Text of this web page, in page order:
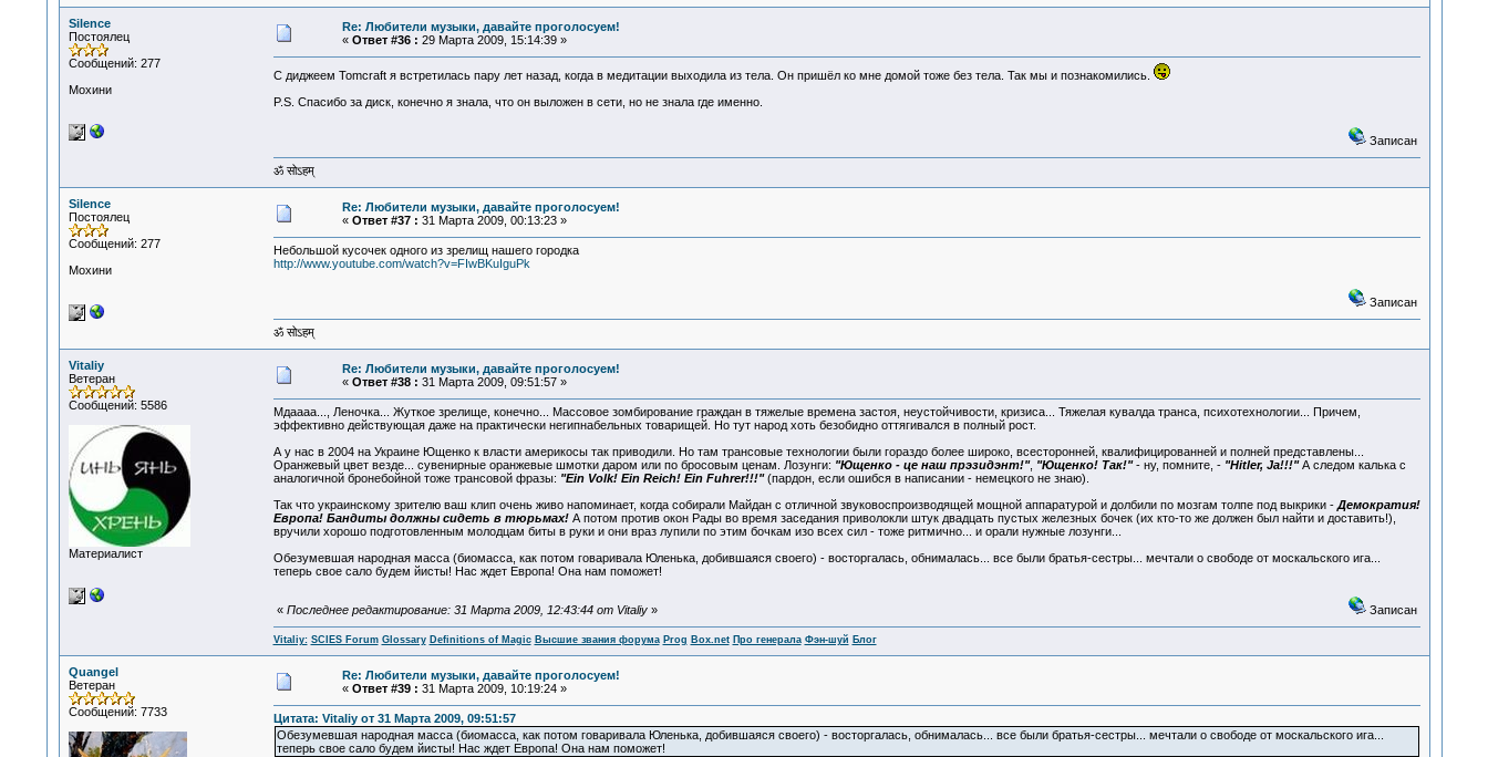
Silence
Постоялец
Сообщений: 277
Мохини
Re: Любители музыки, давайте проголосуем!
« Ответ #36 : 29 Марта 2009, 15:14:39 »
С диджеем Tomcraft я встретилась пару лет назад, когда в медитации выходила из тела. Он пришёл ко мне домой тоже без тела. Так мы и познакомились.
P.S. Спасибо за диск, конечно я знала, что он выложен в сети, но не знала где именно.
Записан
ॐ सोऽहम्
Silence
Постоялец
Сообщений: 277
Мохини
Re: Любители музыки, давайте проголосуем!
« Ответ #37 : 31 Марта 2009, 00:13:23 »
Небольшой кусочек одного из зрелищ нашего городка
http://www.youtube.com/watch?v=FIwBKuIguPk
Записан
ॐ सोऽहम्
Vitaliy
Ветеран
Сообщений: 5586
Материалист
Re: Любители музыки, давайте проголосуем!
« Ответ #38 : 31 Марта 2009, 09:51:57 »
Мдаааа..., Леночка... Жуткое зрелище, конечно... Массовое зомбирование граждан в тяжелые времена застоя, неустойчивости, кризиса... Тяжелая кувалда транса, психотехнологии... Причем,
эффективно действующая даже на практически негипнабельных товарищей. Но тут народ хоть безобидно оттягивался в полный рост.
А у нас в 2004 на Украине Ющенко к власти америкосы так приводили. Но там трансовые технологии были гораздо более широко, всесторонней, квалифицированней и полней представлены...
Оранжевый цвет везде... сувенирные оранжевые шмотки даром или по бросовым ценам. Лозунги: "Ющенко - це наш прэзидэнт!", "Ющенко! Так!"- ну, помните, - "Hitler, Ja!!!"А следом калька с
аналогичной бронебойной тоже трансовой фразы: "Ein Volk! Ein Reiсh! Ein Fuhrer!!!"(пардон, если ошибся в написании - немецкого не знаю).
Так что украинскому зрителю ваш клип очень живо напоминает, когда собирали Майдан с отличной звуковоспроизводящей мощной аппаратурой и долбили по мозгам толпе под выкрики - Демократия!
Европа! Бандиты должны сидеть в тюрьмах!А потом против окон Рады во время заседания приволокли штук двадцать пустых железных бочек (их кто-то же должен был найти и доставить!),
вручили хорошо подготовленным молодцам биты в руки и они враз лупили по этим бочкам изо всех сил - тоже ритмично... и орали нужные лозунги...
Обезумевшая народная масса (биомасса, как потом говаривала Юленька, добившаяся своего) - восторгалась, обнималась... все были братья-сестры... мечтали о свободе от москальского ига...
теперь свое сало будем йисты! Нас ждет Европа! Она нам поможет!
« Последнее редактирование: 31 Марта 2009, 12:43:44 от Vitaliy» Записан
Vitaliy: SCIES Forum Glossary Definitions of Magic Высшие звания форума Prog Box.net Про генерала Фэн-шуй Блог
Quangel
Ветеран
Сообщений: 7733
Re: Любители музыки, давайте проголосуем!
« Ответ #39 : 31 Марта 2009, 10:19:24 »
Цитата: Vitaliy от 31 Марта 2009, 09:51:57
Обезумевшая народная масса (биомасса, как потом говаривала Юленька, добившаяся своего) - восторгалась, обнималась... все были братья-сестры... мечтали о свободе от москальского ига...
теперь свое сало будем йисты! Нас ждет Европа! Она нам поможет!